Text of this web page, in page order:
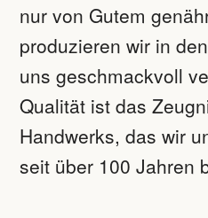
nur von Gutem
produzieren wir in
uns geschmackvoll
Qualität ist das
Handwerks, das wir
seit über 100 Jahren